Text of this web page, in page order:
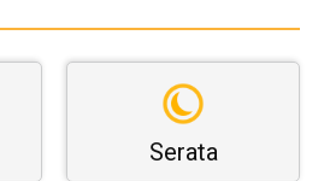
Serata